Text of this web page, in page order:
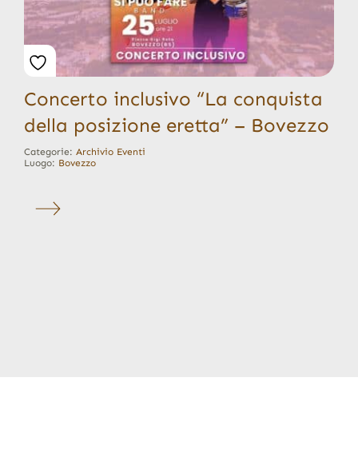
Concerto inclusivo “La conquista
della posizione eretta” – Bovezzo
Categorie: Archivio Eventi
Luogo: Bovezzo